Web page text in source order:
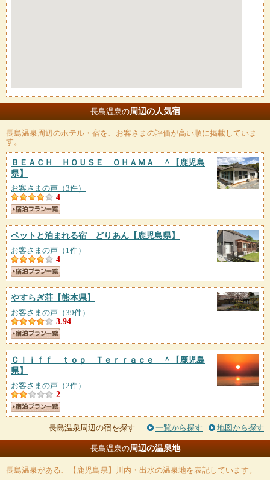
長島温泉の周辺の人気宿
長島温泉周辺のホテル・宿を、お客さまの評価が高い順に掲載していま
す。
ＢＥＡＣＨ ＨＯＵＳＥ ＯＨＡＭＡ ＾
【鹿児島
県】
お客さまの声（3件）
4
ペットと泊まれる宿 どりあん 【鹿児島県】
お客さまの声（1件）
4
やすらぎ荘 【熊本県】
お客さまの声（39件）
3.94
Ｃｌｉｆｆ ｔｏｐ Ｔｅｒｒａｃｅ ＾
【鹿児島
県】
お客さまの声（2件）
2
長島温泉周辺の宿を探す 一覧から探す 地図から探す
長島温泉の周辺の温泉地
長島温泉がある、【鹿児島県】川内・出水の温泉地を表記しています。